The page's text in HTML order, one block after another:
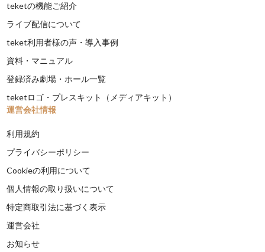
teketの機能ご紹介
ライブ配信について
teket利用者様の声・導入事例
資料・マニュアル
登録済み劇場・ホール一覧
teketロゴ・プレスキット（メディアキット）
運営会社情報
利用規約
プライバシーポリシー
Cookieの利用について
個人情報の取り扱いについて
特定商取引法に基づく表示
運営会社
お知らせ